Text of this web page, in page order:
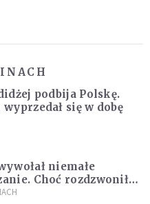
podbija Polskę.
się w dobę
niemałe
Choć rozdzwoniły
z całego kraju,